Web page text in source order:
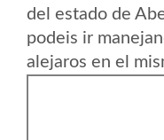
del estado de
podeis ir
alejaros en el